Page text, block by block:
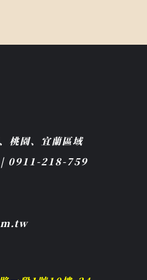
桃園、宜蘭區域
0911-218-759